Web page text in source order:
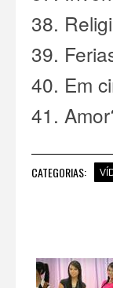
38.
39.
40. Em
41.
CATEGORIAS: